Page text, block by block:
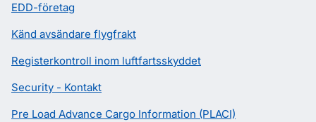
EDD-företag
Känd avsändare flygfrakt
Registerkontroll inom luftfartsskyddet
Security - Kontakt
Pre Load Advance Cargo Information (PLACI)